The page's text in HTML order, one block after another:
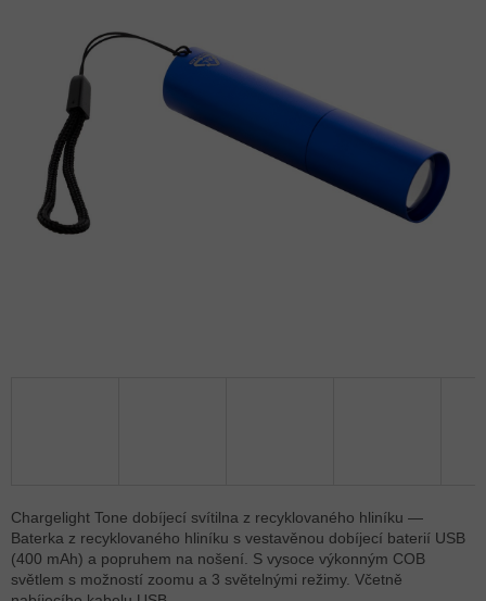
Chargelight Tone dobíjecí svítilna z recyklovaného hliníku —
Baterka z recyklovaného hliníku s vestavěnou dobíjecí baterií USB
(400 mAh) a popruhem na nošení. S vysoce výkonným COB
světlem s možností zoomu a 3 světelnými režimy. Včetně